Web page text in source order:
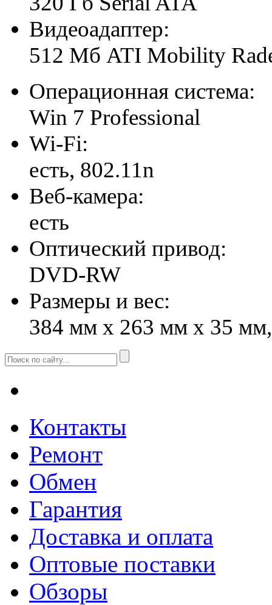
Видеоадаптер:
512 Мб ATI Mobility
Операционная система:
Win 7 Professional
Wi-Fi:
есть, 802.11n
Веб-камера:
есть
Оптический привод:
DVD-RW
Размеры и вес:
384 мм x 263 мм x 35 мм,
Контакты
Ремонт
Обмен
Гарантия
Доставка и оплата
Оптовые поставки
Обзоры